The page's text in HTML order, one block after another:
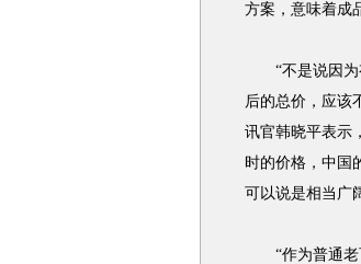
方案，意味着成
“不是说因为
后的总价，应该
讯官韩晓平表示
时的价格，中国
可以说是相当广
“作为普通老